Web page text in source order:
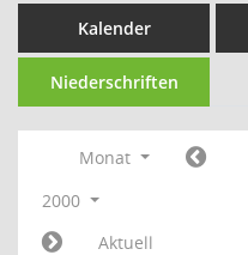
Kalender
Niederschriften
Monat
2000
Aktuell